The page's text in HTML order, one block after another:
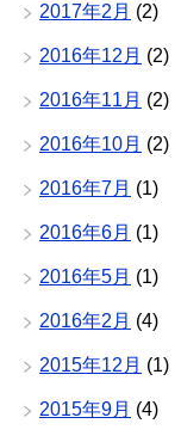
2017年2月 (2)
2016年12月 (2)
2016年11月 (2)
2016年10月 (2)
2016年7月 (1)
2016年6月 (1)
2016年5月 (1)
2016年2月 (4)
2015年12月 (1)
2015年9月 (4)